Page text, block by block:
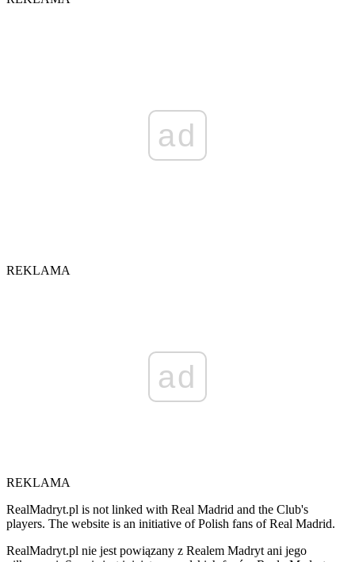
ad
REKLAMA
ad
REKLAMA
RealMadryt.pl is not linked with Real Madrid and the Club's
players. The website is an initiative of Polish fans of Real Madrid.
RealMadryt.pl nie jest powiązany z Realem Madryt ani jego